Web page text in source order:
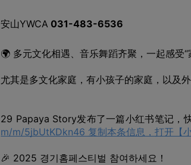
安山YWCA 031-483-6536
🌍 多元文化相遇、音乐舞蹈齐聚，一起感受“
尤其是多文化家庭，有小孩子的家庭，以及
29 Papaya Story发布了一篇小红书笔记，
m/m/5jbUtKDkn46 复制本条信息，打开【
🎉 2025 경기홈페스티벌 참여하세요！